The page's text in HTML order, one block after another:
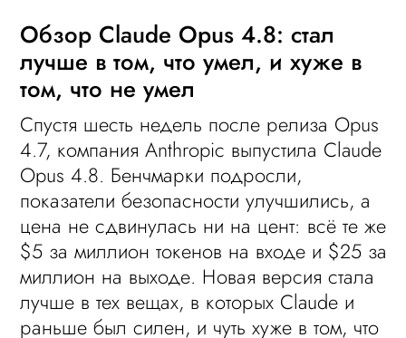
Обзор Claude Opus 4.8: стал
лучше в том, что умел, и хуже в
том, что не умел
Спустя шесть недель после релиза Opus
4.7, компания Anthropic выпустила Claude
Opus 4.8. Бенчмарки подросли,
показатели безопасности улучшились, а
цена не сдвинулась ни на цент: всё те же
$5 за миллион токенов на входе и $25 за
миллион на выходе. Новая версия стала
лучше в тех вещах, в которых Claude и
раньше был силен, и чуть хуже в том, что